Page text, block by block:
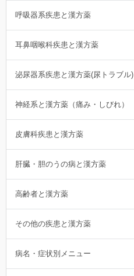
呼吸器系疾患と漢方薬
耳鼻咽喉科疾患と漢方薬
泌尿器系疾患と漢方薬(尿トラブル)
神経系と漢方薬（痛み・しびれ）
皮膚科疾患と漢方薬
肝臓・胆のうの病と漢方薬
高齢者と漢方薬
その他の疾患と漢方薬
病名・症状別メニュー